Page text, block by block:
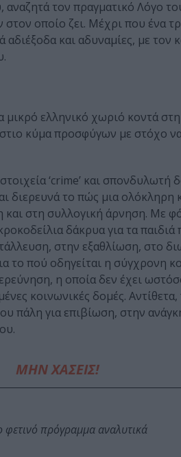
τον πραγματικό Λόγο
οποίο ζει. Μέχρι που ένα
και αδυναμίες, με τον
μικρό ελληνικό χωριό κοντά
κύμα προσφύγων με στόχο
‘crime’ και
διερευνά το πώς μια
στη συλλογική άρνηση. Με
δάκρυα για τα παιδιά
στην εξαθλίωση, στο
το πού οδηγείται η σύγχρονη
η οποία δεν έχει
κοινωνικές δομές.
πάλη για επιβίωση, στην
ΜΗΝ ΧΑΣΕΙΣ!
φετινό πρόγραμμα αναλυτικά